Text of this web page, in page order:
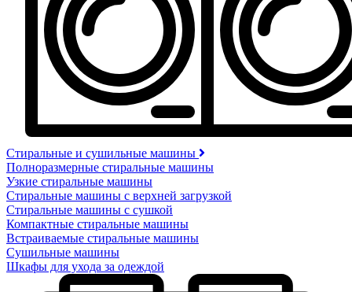
Стиральные и сушильные машины
Полноразмерные стиральные машины
Узкие стиральные машины
Стиральные машины с верхней загрузкой
Стиральные машины с сушкой
Компактные стиральные машины
Встраиваемые стиральные машины
Сушильные машины
Шкафы для ухода за одеждой